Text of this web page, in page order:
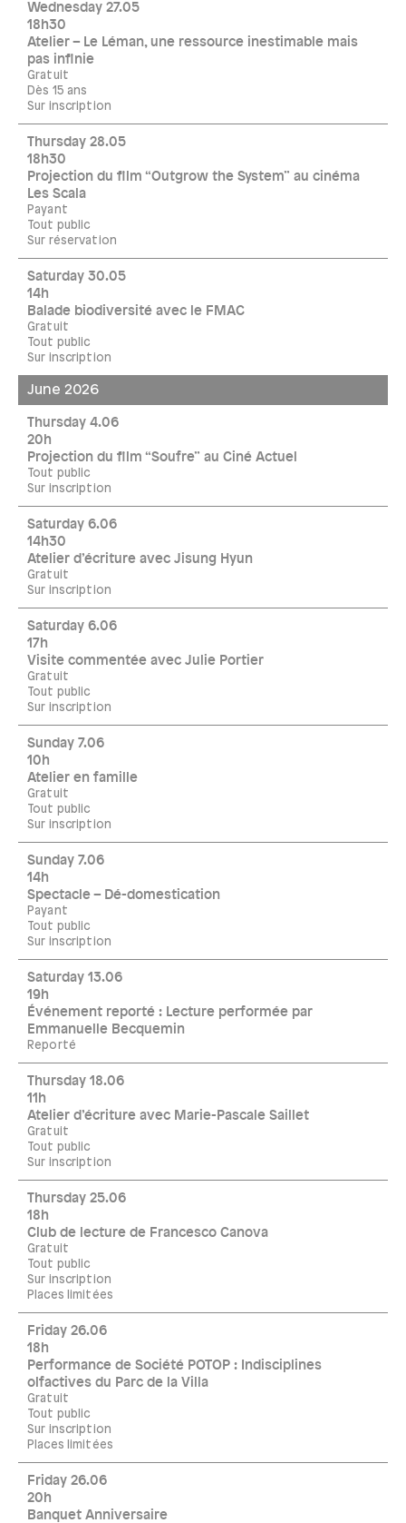
Wednesday 27.05
18h30
Atelier – Le Léman, une ressource inestimable mais
pas infinie
Gratuit
Dès 15 ans
Sur inscription
Thursday 28.05
18h30
Projection du film “Outgrow the System” au cinéma
Les Scala
Payant
Tout public
Sur réservation
Saturday 30.05
14h
Balade biodiversité avec le FMAC
Gratuit
Tout public
Sur inscription
June 2026
Thursday 4.06
20h
Projection du film “Soufre” au Ciné Actuel
Tout public
Sur inscription
Saturday 6.06
14h30
Atelier d’écriture avec Jisung Hyun
Gratuit
Sur inscription
Saturday 6.06
17h
Visite commentée avec Julie Portier
Gratuit
Tout public
Sur inscription
Sunday 7.06
10h
Atelier en famille
Gratuit
Tout public
Sur inscription
Sunday 7.06
14h
Spectacle – Dé-domestication
Payant
Tout public
Sur inscription
Saturday 13.06
19h
Événement reporté : Lecture performée par
Emmanuelle Becquemin
Reporté
Thursday 18.06
11h
Atelier d’écriture avec Marie-Pascale Saillet
Gratuit
Tout public
Sur inscription
Thursday 25.06
18h
Club de lecture de Francesco Canova
Gratuit
Tout public
Sur inscription
Places limitées
Friday 26.06
18h
Performance de Société POTOP : Indisciplines
olfactives du Parc de la Villa
Gratuit
Tout public
Sur inscription
Places limitées
Friday 26.06
20h
Banquet Anniversaire